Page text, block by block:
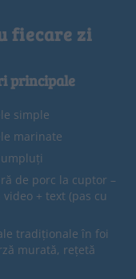
fiecare zi
principale
simple
marinate
de porc la cuptor –
+ text (pas cu
tradiționale în foi
murată, rețetă